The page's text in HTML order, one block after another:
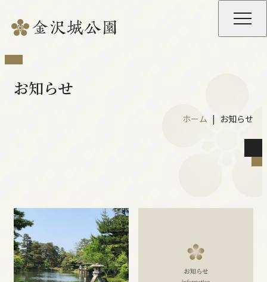
園内施設の開館時間・料金等
重要文化財の特別公開
夜間開園・ライトアップ
ガイドサービス
お知らせ
ホーム お知らせ